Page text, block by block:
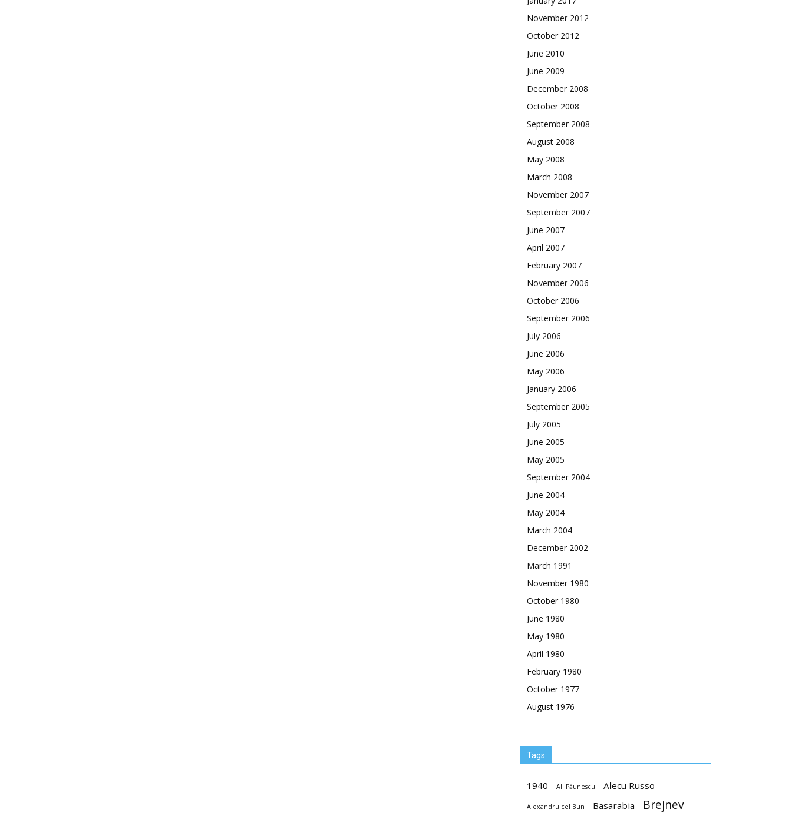
November 2012
October 2012
June 2010
June 2009
December 2008
October 2008
September 2008
August 2008
May 2008
March 2008
November 2007
September 2007
June 2007
April 2007
February 2007
November 2006
October 2006
September 2006
July 2006
June 2006
May 2006
January 2006
September 2005
July 2005
June 2005
May 2005
September 2004
June 2004
May 2004
March 2004
December 2002
March 1991
November 1980
October 1980
June 1980
May 1980
April 1980
February 1980
October 1977
August 1976
Tags
1940 Al. Păunescu Alecu Russo
Alexandru cel Bun Basarabia Brejnev